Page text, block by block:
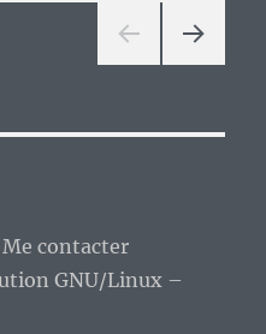
ANT
contacter
GNU/Linux –